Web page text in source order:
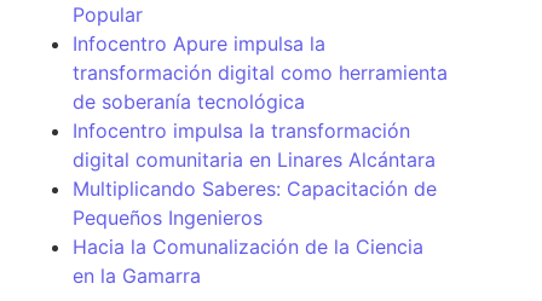
Popular
Infocentro Apure impulsa la
transformación digital como herramienta
de soberanía tecnológica
Infocentro impulsa la transformación
digital comunitaria en Linares Alcántara
Multiplicando Saberes: Capacitación de
Pequeños Ingenieros
Hacia la Comunalización de la Ciencia
en la Gamarra